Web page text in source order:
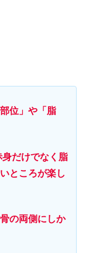
位」や「脂
だけでなく脂
ところが楽し
の両側にしか